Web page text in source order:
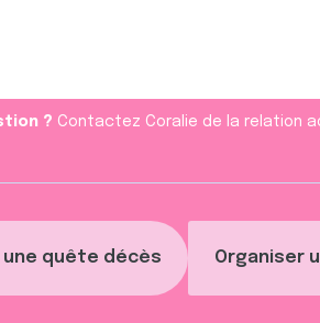
une quête décès Organiser
? Contactez Coralie de la relation